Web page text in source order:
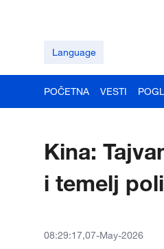
Language
POČETNA VESTI
Kina:
i temelj
08:29:17,07-May-2026